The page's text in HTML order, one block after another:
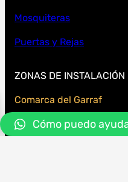
Mosquiteras
Puertas y Rejas
ZONAS DE INSTALACIÓN
Comarca del Garraf
. Vilanova i La Geltrú •
Cubelles • Olivella •
Cómo puedo